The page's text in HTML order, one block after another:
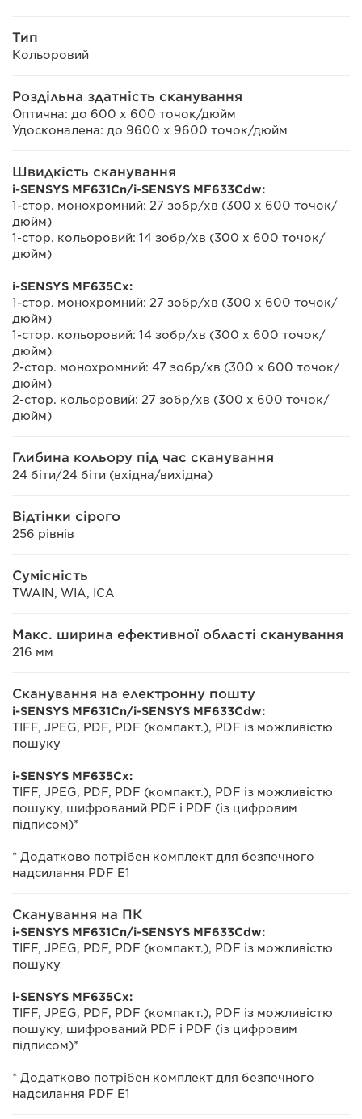
Тип
Кольоровий
Роздільна здатність сканування
Оптична: до 600 x 600 точок/дюйм
Удосконалена: до 9600 x 9600 точок/дюйм
Швидкість сканування
i-SENSYS MF631Cn/i-SENSYS MF633Cdw:
1-стор. монохромний: 27 зобр/хв (300 x 600 точок/
дюйм)
1-стор. кольоровий: 14 зобр/хв (300 x 600 точок/
дюйм)
i-SENSYS MF635Cx:
1-стор. монохромний: 27 зобр/хв (300 x 600 точок/
дюйм)
1-стор. кольоровий: 14 зобр/хв (300 x 600 точок/
дюйм)
2-стор. монохромний: 47 зобр/хв (300 x 600 точок/
дюйм)
2-стор. кольоровий: 27 зобр/хв (300 x 600 точок/
дюйм)
Глибина кольору під час сканування
24 біти/24 біти (вхідна/вихідна)
Відтінки сірого
256 рівнів
Сумісність
TWAIN, WIA, ICA
Макс. ширина ефективної області сканування
216 мм
Сканування на електронну пошту
i-SENSYS MF631Cn/i-SENSYS MF633Cdw:
TIFF, JPEG, PDF, PDF (компакт.), PDF із можливістю
пошуку
i-SENSYS MF635Cx:
TIFF, JPEG, PDF, PDF (компакт.), PDF із можливістю
пошуку, шифрований PDF і PDF (із цифровим
підписом)*
* Додатково потрібен комплект для безпечного
надсилання PDF E1
Сканування на ПК
i-SENSYS MF631Cn/i-SENSYS MF633Cdw:
TIFF, JPEG, PDF, PDF (компакт.), PDF із можливістю
пошуку
i-SENSYS MF635Cx:
TIFF, JPEG, PDF, PDF (компакт.), PDF із можливістю
пошуку, шифрований PDF і PDF (із цифровим
підписом)*
* Додатково потрібен комплект для безпечного
надсилання PDF E1